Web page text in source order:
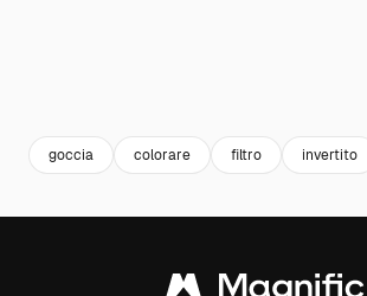
goccia colorare filtro invertito